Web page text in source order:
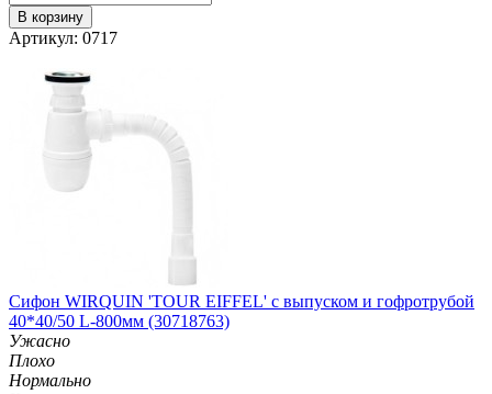
В корзину
Артикул: 0717
Сифон WIRQUIN 'TOUR EIFFEL' с выпуском и гофротрубой
40*40/50 L-800мм (30718763)
Ужасно
Плохо
Нормально